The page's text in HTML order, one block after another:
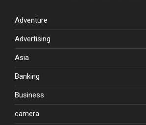
Adventure
Advertising
Asia
Banking
Business
camera